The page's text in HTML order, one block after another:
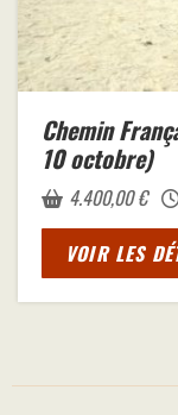
Chemin
10 octobre)
4.400,00€
VOIR LES